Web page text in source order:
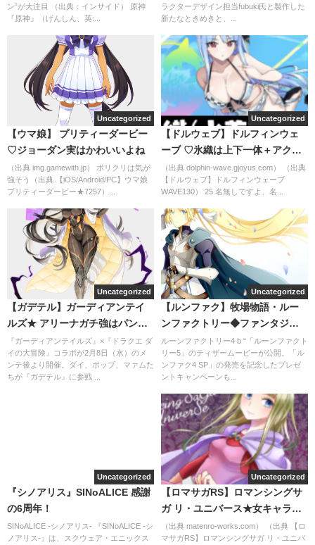
ン”が大注目 （出典：インサイド） 原神
『原神』（げんしん、英:...
ラクターデザイン担当fubuki氏と製作した
新たなときめきと、...
Uncategorized
【ウマ娘】 プリティーダービー
♡ジョーダン実はかわいいよね
（出典 img.gamewith.jp） ボリクリは気が
強そう（出典 【iOS/Android/PC】ウマ娘
プリティーダービー★7257）...
Uncategorized
【ドルウェブ】ドルフィンウェ
ーブ ♡氷織は上下一体＋アクセ
＋髪型
（出典 dolphin-wave.gjoyus.com） （出典
【ドルウェブ】ドルフィンウェーブ
WAVE130） 25 名無しですよ、名...
Uncategorized
【ガデテル】ガーディアンテイ
ルズ★ アリーナガチ強はパン
ダ、クロッセル
『ガーディアンテイルズ』×『ドラクエ ダ
イの大冒険』コラボが2月8日（水）のメ
ンテ後より開催。ダイ、ポップ、マァムた
ちが『ガデテル』に参戦 ...
Uncategorized
【ルンファク】牧場物語・ルー
ンファクトリー◆ファンタジー
寄りのキャラ好き
ルーンファクトリー4 b “「ルーンファクト
リー5」のティザームービーが公開。「ル
ンファク4 SP」の発売を記念したプレゼ
ントキャンペーンも...
Uncategorized
『シノアリス』SINoALICE 感謝
の6周年！
SINoALICE -シノアリス- 『SINoALICE -シ
ノアリス-』は、スクウェア・エニックス
Uncategorized
【ロマサガRS】ロマンシングサ
ガ リ・ユニバース★女キャラ禁
止で回廊踏破した
（出典 matenro-works.com） （出典 【ロ
マサガRS】ロマンシングサガ リ・ユニバ